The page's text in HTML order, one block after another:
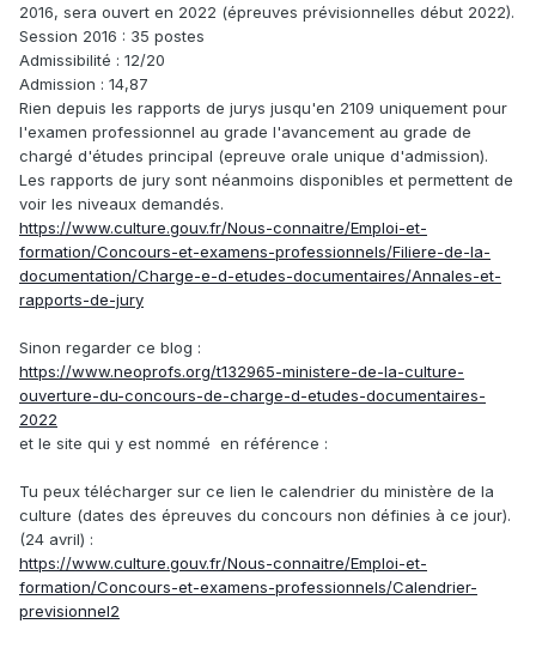
2016, sera ouvert en 2022 (épreuves prévisionnelles début 2022).
Session 2016 : 35 postes
Admissibilité : 12/20
Admission : 14,87
Rien depuis les rapports de jurys jusqu'en 2109 uniquement pour
l'examen professionnel au grade l'avancement au grade de
chargé d'études principal (epreuve orale unique d'admission).
Les rapports de jury sont néanmoins disponibles et permettent de
voir les niveaux demandés.
https://www.culture.gouv.fr/Nous-connaitre/Emploi-et-
formation/Concours-et-examens-professionnels/Filiere-de-la-
documentation/Charge-e-d-etudes-documentaires/Annales-et-
rapports-de-jury
Sinon regarder ce blog :
https://www.neoprofs.org/t132965-ministere-de-la-culture-
ouverture-du-concours-de-charge-d-etudes-documentaires-
2022
et le site qui y est nommé en référence :
Tu peux télécharger sur ce lien le calendrier du ministère de la
culture (dates des épreuves du concours non définies à ce jour).
(24 avril) :
https://www.culture.gouv.fr/Nous-connaitre/Emploi-et-
formation/Concours-et-examens-professionnels/Calendrier-
previsionnel2